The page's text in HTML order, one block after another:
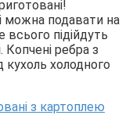
можна подавати на
всього підійдуть
Копчені ребра з
кухоль холодного